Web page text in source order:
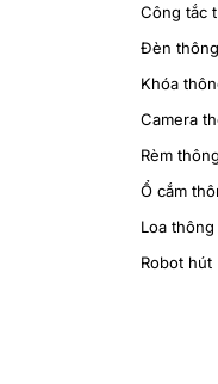
Công tắc
Đèn
Khóa
Camera
Rèm
Ổ cắm
Loa thông
Robot hút